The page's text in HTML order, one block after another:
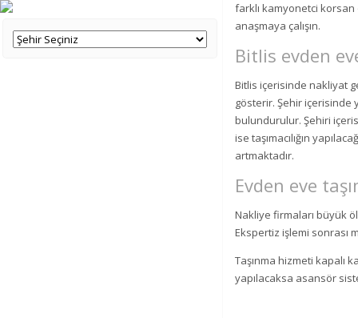
farklı kamyonetci korsan
anaşmaya çalışın.
Bitlis evden
Bitlis içerisinde nakliyat
gösterir. Şehir
bulundurulur. Şehiri
ise taşımacılığın
artmaktadır.
Evden eve
Nakliye firmaları büyük
Ekspertiz işlemi sonrası
Taşınma hizmeti kapalı
yapılacaksa asansör